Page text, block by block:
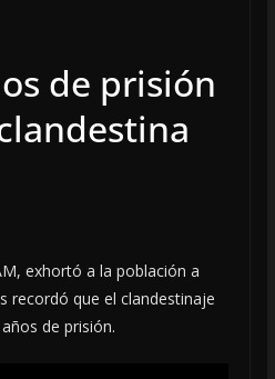
de prisión
exhortó a la población a
recordó que el clandestinaje
de prisión.